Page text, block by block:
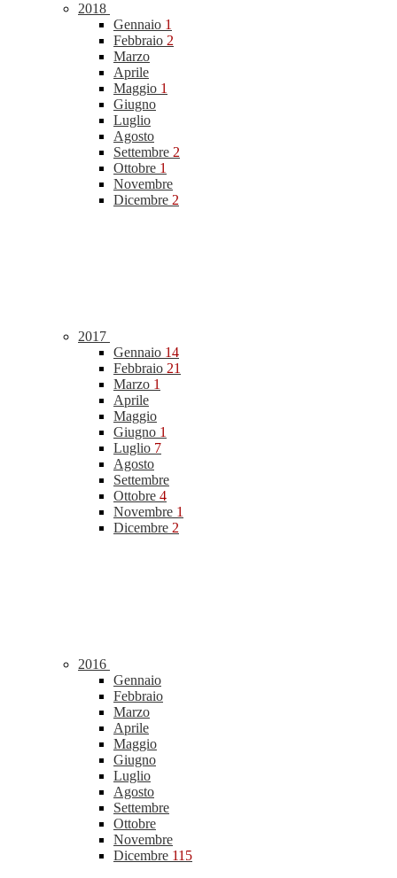
2018
Gennaio 1
Febbraio 2
Marzo
Aprile
Maggio 1
Giugno
Luglio
Agosto
Settembre 2
Ottobre 1
Novembre
Dicembre 2
2017
Gennaio 14
Febbraio 21
Marzo 1
Aprile
Maggio
Giugno 1
Luglio 7
Agosto
Settembre
Ottobre 4
Novembre 1
Dicembre 2
2016
Gennaio
Febbraio
Marzo
Aprile
Maggio
Giugno
Luglio
Agosto
Settembre
Ottobre
Novembre
Dicembre 115